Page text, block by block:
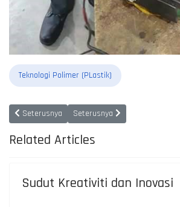
Teknologi Polimer (PLastik)
Previous article: Teknologi Pembuatan
Seterusnya Next article: Dasar Keselamatan
Seterusnya
Related Articles
Sudut Kreativiti dan Inovasi